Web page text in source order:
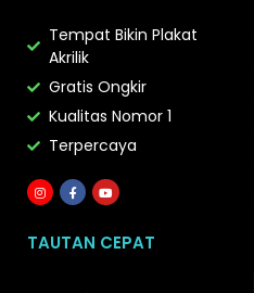
Tempat Bikin Plakat
Akrilik
Gratis Ongkir
Kualitas Nomor 1
Terpercaya
TAUTAN CEPAT